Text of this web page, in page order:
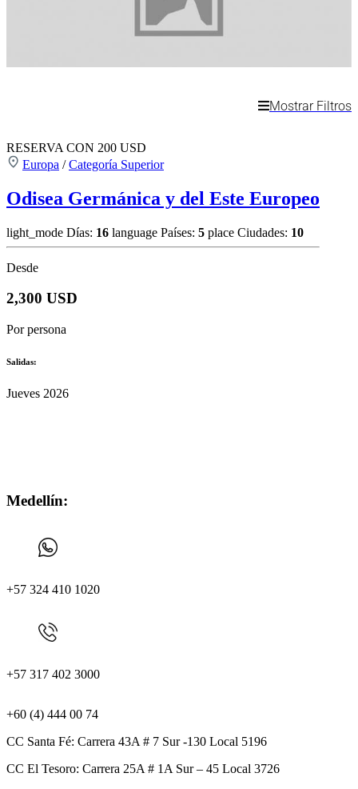
Mostrar Filtros
RESERVA CON 200 USD
Europa /Categoría Superior
Odisea Germánica y del Este Europeo
light_mode Días: 16 language Países: 5 place Ciudades: 10
Desde
2,300 USD
Por persona
Salidas:
Jueves 2026
Medellín:
+57 324 410 1020
+57 317 402 3000
+60 (4) 444 00 74
CC Santa Fé: Carrera 43A # 7 Sur -130 Local 5196
CC El Tesoro: Carrera 25A # 1A Sur – 45 Local 3726